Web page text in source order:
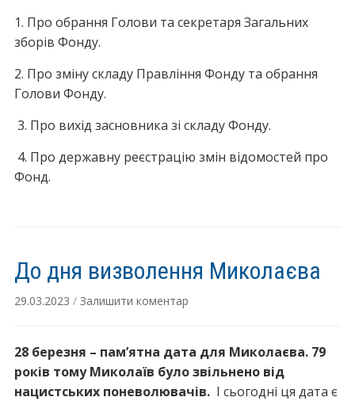
1. Про обрання Голови та секретаря Загальних
зборів Фонду.
2. Про зміну складу Правління Фонду та обрання
Голови Фонду.
3. Про вихід засновника зі складу Фонду.
4. Про державну реєстрацію змін відомостей про
Фонд.
До дня визволення Миколаєва
29.03.2023 / Залишити коментар
28 березня – пам’ятна дата для Миколаєва. 79
років тому Миколаїв було звільнено від
нацистських поневолювачів. І сьогодні ця дата є